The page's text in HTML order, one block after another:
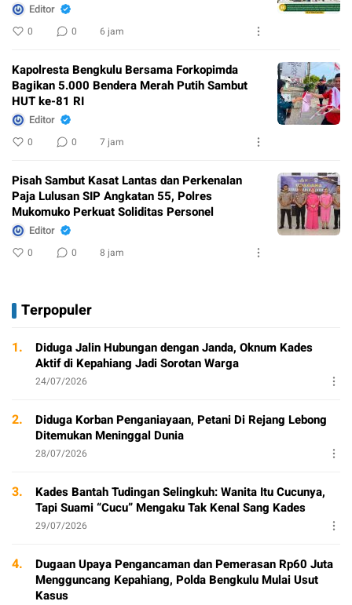
Editor
0 0 6 jam
Kapolresta Bengkulu Bersama Forkopimda
Bagikan 5.000 Bendera Merah Putih Sambut
HUT ke-81 RI
Editor
0 0 7 jam
Pisah Sambut Kasat Lantas dan Perkenalan
Paja Lulusan SIP Angkatan 55, Polres
Mukomuko Perkuat Soliditas Personel
Editor
0 0 8 jam
Terpopuler
1.
Diduga Jalin Hubungan dengan Janda, Oknum Kades
Aktif di Kepahiang Jadi Sorotan Warga
24/07/2026
2.
Diduga Korban Penganiayaan, Petani Di Rejang Lebong
Ditemukan Meninggal Dunia
28/07/2026
3.
Kades Bantah Tudingan Selingkuh: Wanita Itu Cucunya,
Tapi Suami “Cucu” Mengaku Tak Kenal Sang Kades
29/07/2026
4.
Dugaan Upaya Pengancaman dan Pemerasan Rp60 Juta
Mengguncang Kepahiang, Polda Bengkulu Mulai Usut
Kasus